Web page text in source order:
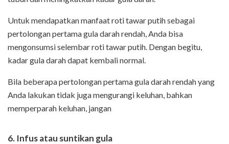
Untuk mendapatkan manfaat roti tawar putih sebagai
pertolongan pertama gula darah rendah, Anda bisa
mengonsumsi selembar roti tawar putih. Dengan begitu,
kadar gula darah dapat kembali normal.
Bila beberapa pertolongan pertama gula darah rendah yang
Anda lakukan tidak juga mengurangi keluhan, bahkan
memperparah keluhan, jangan
6. Infus atau suntikan gula